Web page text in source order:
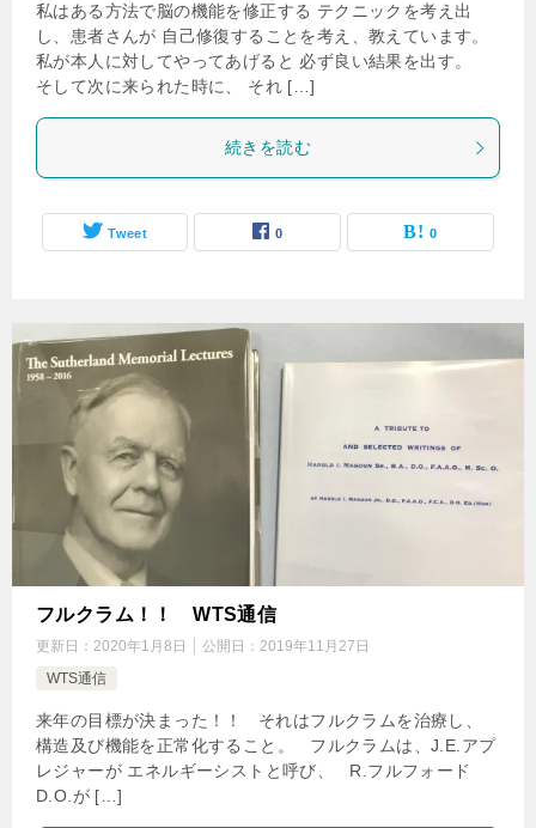
私はある方法で脳の機能を修正する テクニックを考え出
し、患者さんが 自己修復することを考え、教えています。
私が本人に対してやってあげると 必ず良い結果を出す。
そして次に来られた時に、 それ […]
続きを読む
Tweet 0 0
フルクラム！！ WTS通信
更新日： 2020年1月8日 公開日： 2019年11月27日
WTS通信
来年の目標が決まった！！ それはフルクラムを治療し、
構造及び機能を正常化すること。 フルクラムは、J.E.アプ
レジャーが エネルギーシストと呼び、 R.フルフォード
D.O.が […]